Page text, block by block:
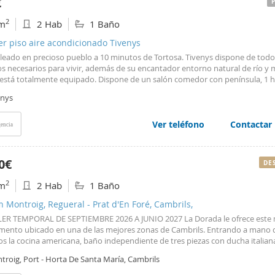
en cuanto a materia de vivienda y el precio de referencia de la vivienda
está entre un rango de 264,65 euros y 376,37 euros mensuales más gastos
y servicios individuales. Además la propiedad manifiesta que no es una
y que no ha alquilado la vivienda equipada en los últimos cinco años.
de la comarca del Montsià, la más meridional de Catalunya, y cuenta con
Por el hecho de ser capital comarcal esta dotada de todo tipo de
Situada a orillas del rio Ebre, tiene en sus proximidades los
del Delta de l`Ebre i Els Ports de Tortosa-Beseit Superficie útil: 49m2
2304
2 2 Hab 1 Baño
piso aire acondicionado Tivenys
en precioso pueblo a 10 minutos de Tortosa. Tivenys dispone de
necesarios para vivir, además de su encantador entorno natural de río y
totalmente equipado. Dispone de un salón comedor con península, 1
de registro AICAT: 4530
Ver teléfono Contactar
2 2 Hab 1 Baño
Montroig, Regueral - Prat d'En Foré, Cambrils,
TEMPORAL DE SEPTIEMBRE 2026 A JUNIO 2027 La Dorada le ofrece
ubicado en una de las mejores zonas de Cambrils. Entrando a mano
la cocina americana, baño independiente de tres piezas con ducha
y en frente el segundo dormitorio con salida al segundo balcón. No dude en
Port - Horta De Santa María, Cambrils